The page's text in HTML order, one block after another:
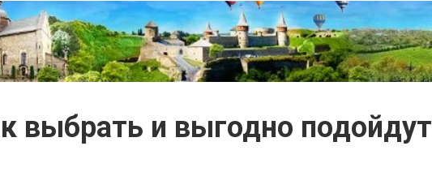
выбрать и выгодно подойдут